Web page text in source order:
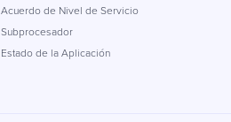
Acuerdo de Nivel de Servicio
Subprocesador
Estado de la Aplicación